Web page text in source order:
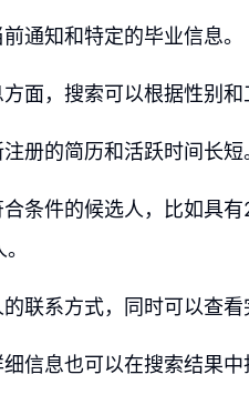
通知和特定的毕业信息。
面，搜索可以根据性别和
册的简历和活跃时间长短
条件的候选人，比如具
联系方式，同时可以查看
信息也可以在搜索结果中